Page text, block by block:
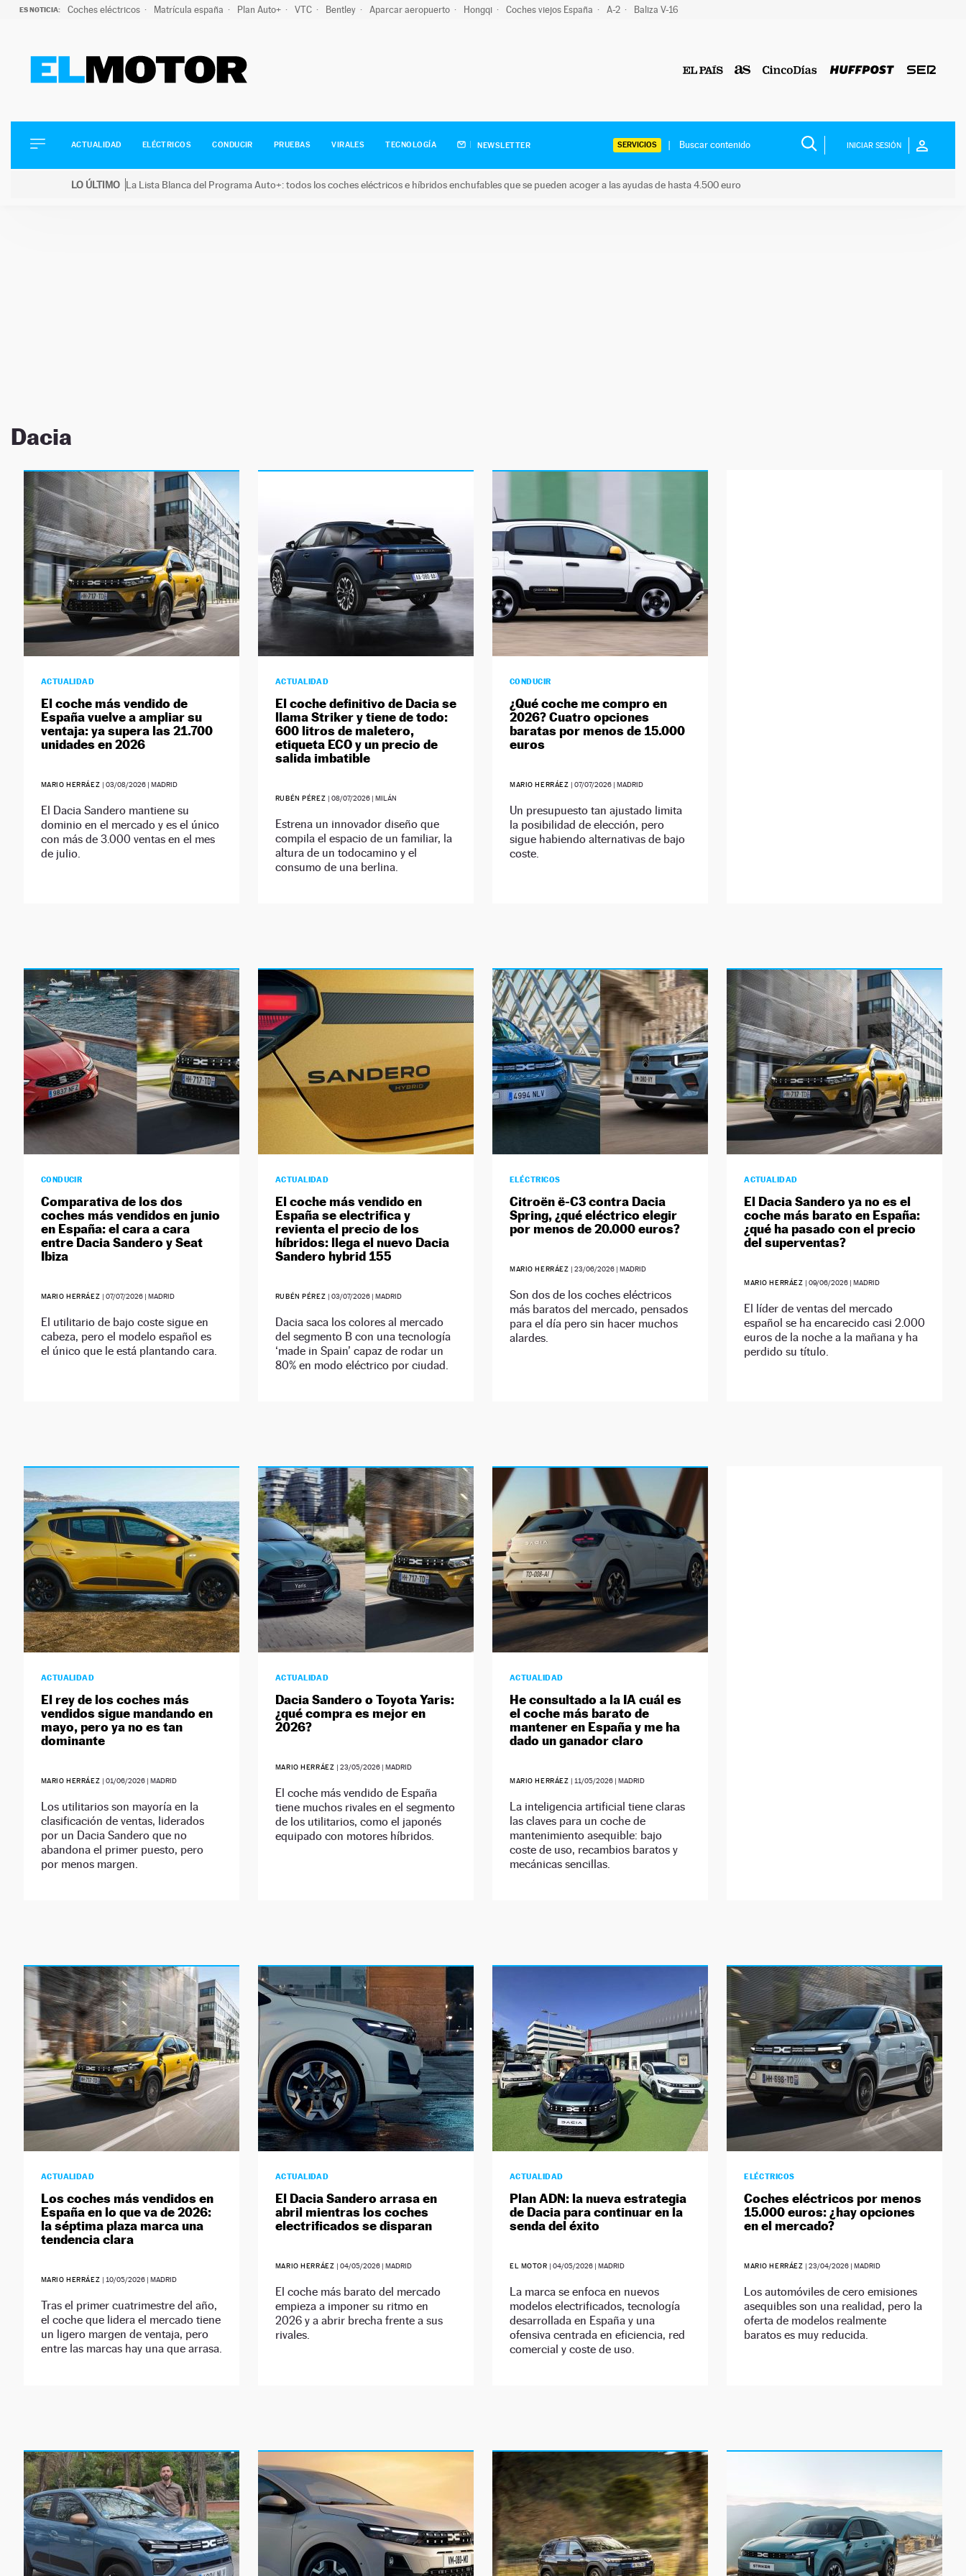
ES NOTICIA: Coches eléctricos Matrícula españa Plan Auto+ VTC Bentley Aparcar aeropuerto Hongqi Coches viejos España A-2 Baliza V-16
ELÉCTRICOS
CONDUCIR
ACTUALIDAD ELÉCTRICOS CONDUCIR PRUEBAS VIRALES TECNOLOGÍA NEWSLETTER SERVICIOS INICIAR SESIÓN
LO ÚLTIMO La Lista Blanca del Programa Auto+: todos los coches eléctricos e híbridos enchufables que se pueden acoger a las ayudas de hasta 4.500 euro
Dacia
ACTUALIDAD
El coche más vendido de
España vuelve a ampliar su
ventaja: ya supera las 21.700
unidades en 2026
MARIO HERRÁEZ | 03/08/2026| MADRID
El Dacia Sandero mantiene su
dominio en el mercado y es el único
con más de 3.000 ventas en el mes
de julio.
ACTUALIDAD
El coche definitivo de Dacia se
llama Striker y tiene de todo:
600 litros de maletero,
etiqueta ECO y un precio de
salida imbatible
RUBÉN PÉREZ | 08/07/2026| MILÁN
Estrena un innovador diseño que
compila el espacio de un familiar, la
altura de un todocamino y el
consumo de una berlina.
CONDUCIR
¿Qué coche me compro en
2026? Cuatro opciones
baratas por menos de 15.000
euros
MARIO HERRÁEZ | 07/07/2026| MADRID
Un presupuesto tan ajustado limita
la posibilidad de elección, pero
sigue habiendo alternativas de bajo
coste.
CONDUCIR
Comparativa de los dos
coches más vendidos en junio
en España: el cara a cara
entre Dacia Sandero y Seat
Ibiza
MARIO HERRÁEZ | 07/07/2026| MADRID
El utilitario de bajo coste sigue en
cabeza, pero el modelo español es
el único que le está plantando cara.
ACTUALIDAD
El coche más vendido en
España se electrifica y
revienta el precio de los
híbridos: llega el nuevo Dacia
Sandero hybrid 155
RUBÉN PÉREZ | 03/07/2026| MADRID
Dacia saca los colores al mercado
del segmento B con una tecnología
‘made in Spain’ capaz de rodar un
80% en modo eléctrico por ciudad.
ELÉCTRICOS
Citroën ë-C3 contra Dacia
Spring, ¿qué eléctrico elegir
por menos de 20.000 euros?
MARIO HERRÁEZ | 23/06/2026| MADRID
Son dos de los coches eléctricos
más baratos del mercado, pensados
para el día pero sin hacer muchos
alardes.
ACTUALIDAD
El Dacia Sandero ya no es el
coche más barato en España:
¿qué ha pasado con el precio
del superventas?
MARIO HERRÁEZ |09/06/2026 | MADRID
El líder de ventas del mercado
español se ha encarecido casi 2.000
euros de la noche a la mañana y ha
perdido su título.
ACTUALIDAD
El rey de los coches más
vendidos sigue mandando en
mayo, pero ya no es tan
dominante
MARIO HERRÁEZ | 01/06/2026| MADRID
Los utilitarios son mayoría en la
clasificación de ventas, liderados
por un Dacia Sandero que no
abandona el primer puesto, pero
por menos margen.
ACTUALIDAD
Dacia Sandero o Toyota Yaris:
¿qué compra es mejor en
2026?
MARIO HERRÁEZ | 23/05/2026| MADRID
El coche más vendido de España
tiene muchos rivales en el segmento
de los utilitarios, como el japonés
equipado con motores híbridos.
ACTUALIDAD
He consultado a la IA cuál es
el coche más barato de
mantener en España y me ha
dado un ganador claro
MARIO HERRÁEZ | 11/05/2026| MADRID
La inteligencia artificial tiene claras
las claves para un coche de
mantenimiento asequible: bajo
coste de uso, recambios baratos y
mecánicas sencillas.
ACTUALIDAD
Los coches más vendidos en
España en lo que va de 2026:
la séptima plaza marca una
tendencia clara
MARIO HERRÁEZ | 10/05/2026| MADRID
Tras el primer cuatrimestre del año,
el coche que lidera el mercado tiene
un ligero margen de ventaja, pero
entre las marcas hay una que arrasa.
ACTUALIDAD
El Dacia Sandero arrasa en
abril mientras los coches
electrificados se disparan
MARIO HERRÁEZ | 04/05/2026| MADRID
El coche más barato del mercado
empieza a imponer su ritmo en
2026 y a abrir brecha frente a sus
rivales.
ACTUALIDAD
Plan ADN: la nueva estrategia
de Dacia para continuar en la
senda del éxito
EL MOTOR |04/05/2026 | MADRID
La marca se enfoca en nuevos
modelos electrificados, tecnología
desarrollada en España y una
ofensiva centrada en eficiencia, red
comercial y coste de uso.
ELÉCTRICOS
Coches eléctricos por menos
15.000 euros: ¿hay opciones
en el mercado?
MARIO HERRÁEZ |23/04/2026 | MADRID
Los automóviles de cero emisiones
asequibles son una realidad, pero la
oferta de modelos realmente
baratos es muy reducida.